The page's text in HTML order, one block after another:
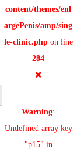
content/themes/enl
argePenis/amp/sing
le-clinic.phpon line
284
Warning:
Undefined array key
"p15" in